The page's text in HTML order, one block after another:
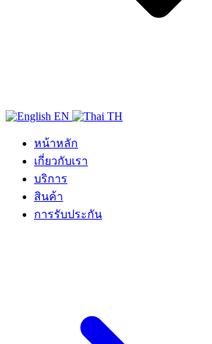
EN TH
หน้าหลัก
เกี่ยวกับเรา
บริการ
สินค้า
การรับประกัน